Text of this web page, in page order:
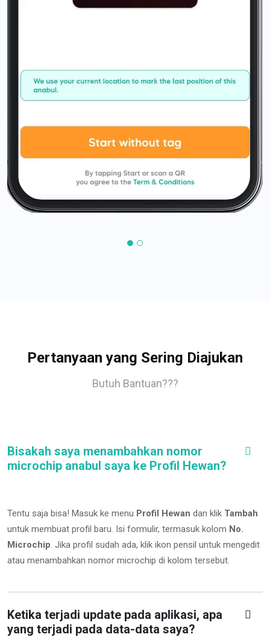
Pertanyaan yang Sering Diajukan
Butuh Bantuan???
Bisakah saya menambahkan nomor
microchip anabul saya ke Profil Hewan?
Tentu saja bisa! Masuk ke menu Profil Hewan dan klik Tambah
untuk membuat profil baru. Isi formulir, termasuk kolom No.
Microchip. Jika profil sudah ada, klik ikon pensil untuk mengedit
atau menambahkan nomor microchip di kolom tersebut.
Ketika terjadi update pada aplikasi, apa
yang terjadi pada data-data saya?